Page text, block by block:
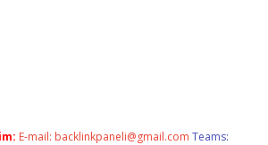
E-mail: backlinkpaneli@gmail.com Teams: